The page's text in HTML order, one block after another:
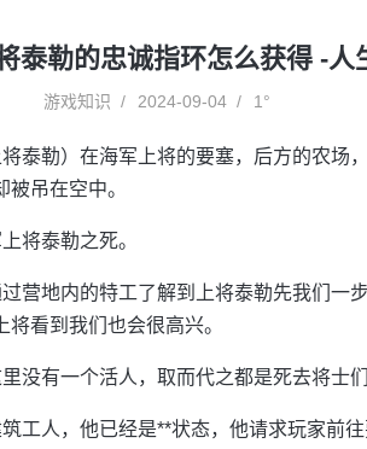
泰勒的忠诚指环怎么获得 -人
游戏知识 2024-09-04 1°
泰勒）在海军上将的要塞，后方的农场
吊在空中。
将泰勒之死。
营地内的特工了解到上将泰勒先我们一
看到我们也会很高兴。
没有一个活人，取而代之都是死去将士们
工人，他已经是**状态，他请求玩家前